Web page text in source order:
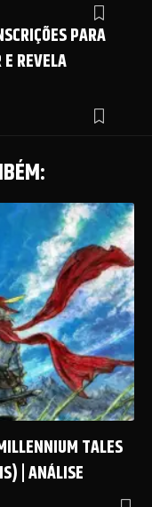
PARA
REVELA
TALES
| ANÁLISE